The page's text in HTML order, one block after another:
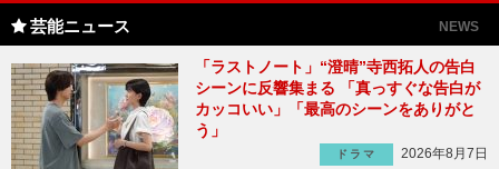
芸能ニュース NEWS
「ラストノート」“澄晴”寺西拓人の告白
シーンに反響集まる 「真っすぐな告白が
カッコいい」「最高のシーンをありがと
う」
ドラマ
2026年8月7日